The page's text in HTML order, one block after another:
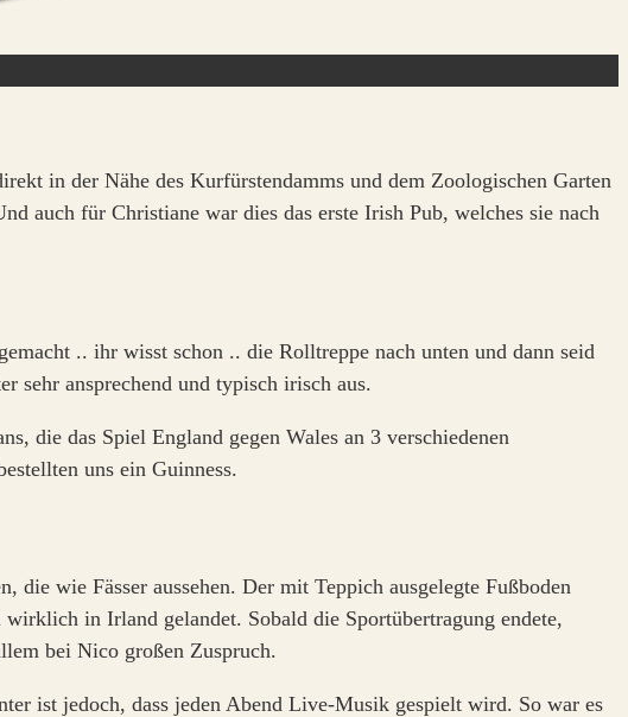
in der Nähe des Kurfürstendamms und dem Zoologischen Garten
auch für Christiane war dies das erste Irish Pub, welches sie nach
.. ihr wisst schon .. die Rolltreppe nach unten und dann seid
sehr ansprechend und typisch irisch aus.
die das Spiel England gegen Wales an 3 verschiedenen
uns ein Guinness.
wie Fässer aussehen. Der mit Teppich ausgelegte Fußboden
in Irland gelandet. Sobald die Sportübertragung endete,
bei Nico großen Zuspruch.
ist jedoch, dass jeden Abend Live-Musik gespielt wird. So war es